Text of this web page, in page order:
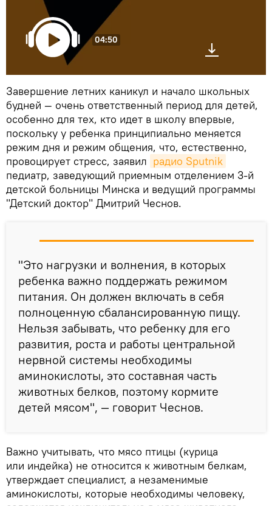
04:50
Завершение летних каникул и начало школьных
будней — очень ответственный период для детей,
особенно для тех, кто идет в школу впервые,
поскольку у ребенка принципиально меняется
режим дня и режим общения, что, естественно,
провоцирует стресс, заявил радио Sputnik
педиатр, заведующий приемным отделением 3-й
детской больницы Минска и ведущий программы
"Детский доктор" Дмитрий Чеснов.
"Это нагрузки и волнения, в которых
ребенка важно поддержать режимом
питания. Он должен включать в себя
полноценную сбалансированную пищу.
Нельзя забывать, что ребенку для его
развития, роста и работы центральной
нервной системы необходимы
аминокислоты, это составная часть
животных белков, поэтому кормите
детей мясом", — говорит Чеснов.
Важно учитывать, что мясо птицы (курица
или индейка) не относится к животным белкам,
утверждает специалист, а незаменимые
аминокислоты, которые необходимы человеку,